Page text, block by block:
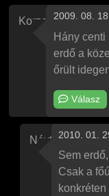
Korzo 2009. 08.
Hány
erdő a
őrült
Válasz
Névtelen
VálaszKorzo
2010. 01.
Sem
Csak a